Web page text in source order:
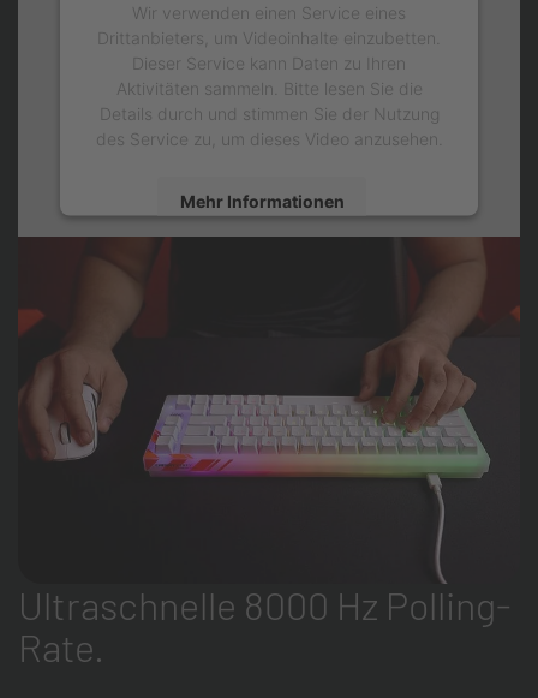
Wir verwenden einen Service eines
Drittanbieters, um Videoinhalte einzubetten.
Dieser Service kann Daten zu Ihren
Aktivitäten sammeln. Bitte lesen Sie die
Details durch und stimmen Sie der Nutzung
des Service zu, um dieses Video anzusehen.
Mehr Informationen
Ultraschnelle 8000 Hz Polling-
Rate.